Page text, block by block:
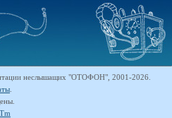
неслышащих "ОТОФОН", 2001-2026.